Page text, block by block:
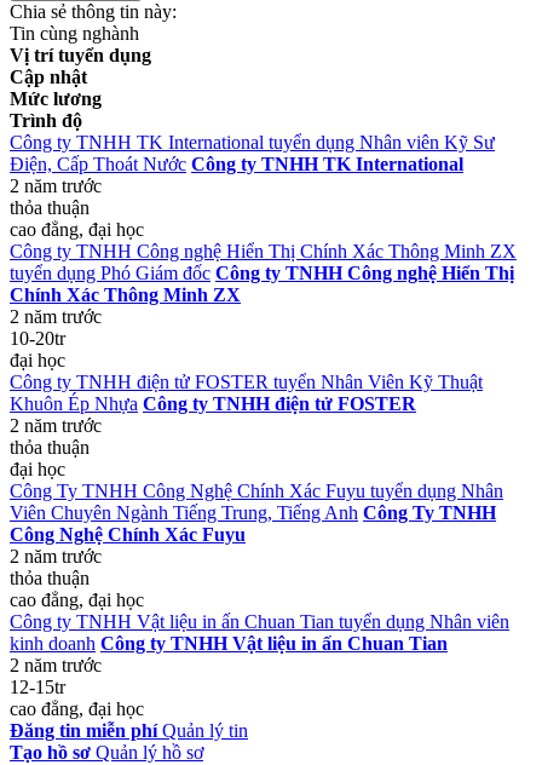
Chia sẻ thông tin này:
Tin cùng nghành
Vị trí tuyển dụng
Cập nhật
Mức lương
Trình độ
Công ty TNHH TK International tuyển dụng Nhân viên Kỹ Sư
Điện, Cấp Thoát Nước Công ty TNHH TK International
2 năm trước
thỏa thuận
cao đẳng, đại học
Công ty TNHH Công nghệ Hiển Thị Chính Xác Thông Minh ZX
tuyển dụng Phó Giám đốc Công ty TNHH Công nghệ Hiển Thị
Chính Xác Thông Minh ZX
2 năm trước
10-20tr
đại học
Công ty TNHH điện tử FOSTER tuyển Nhân Viên Kỹ Thuật
Khuôn Ép Nhựa Công ty TNHH điện tử FOSTER
2 năm trước
thỏa thuận
đại học
Công Ty TNHH Công Nghệ Chính Xác Fuyu tuyển dụng Nhân
Viên Chuyên Ngành Tiếng Trung, Tiếng Anh Công Ty TNHH
Công Nghệ Chính Xác Fuyu
2 năm trước
thỏa thuận
cao đẳng, đại học
Công ty TNHH Vật liệu in ấn Chuan Tian tuyển dụng Nhân viên
kinh doanh Công ty TNHH Vật liệu in ấn Chuan Tian
2 năm trước
12-15tr
cao đẳng, đại học
Đăng tin miễn phí Quản lý tin
Tạo hồ sơ Quản lý hồ sơ